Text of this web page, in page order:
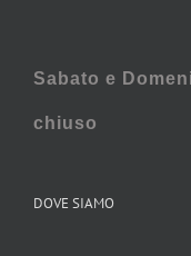
Sabato e
chiuso
DOVE SIAMO